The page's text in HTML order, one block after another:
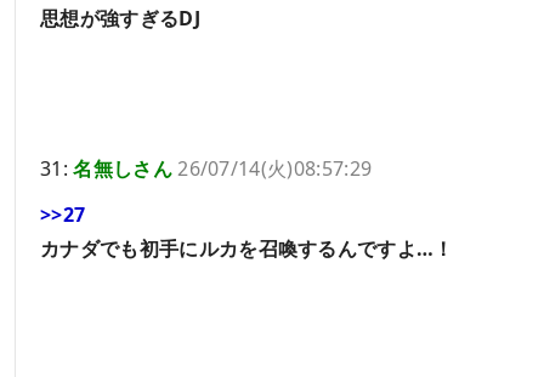
思想が強すぎるDJ
31:名無しさん26/07/14(火)08:57:29
>>27
カナダでも初手にルカを召喚するんですよ…！